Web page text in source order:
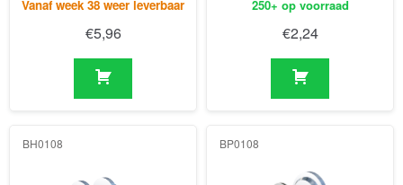
Vanaf week 38 weer leverbaar
€5,96
250+ op voorraad
€2,24
BH0108 BP0108